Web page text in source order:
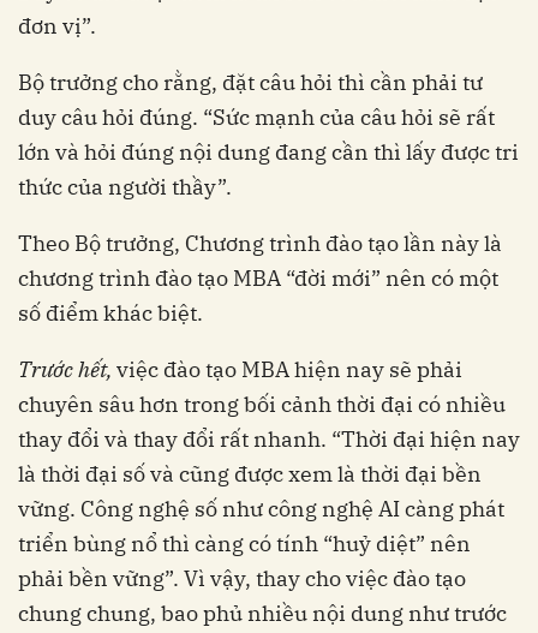
đơn vị”.
Bộ trưởng cho rằng, đặt câu hỏi thì cần phải tư
duy câu hỏi đúng. “Sức mạnh của câu hỏi sẽ rất
lớn và hỏi đúng nội dung đang cần thì lấy được tri
thức của người thầy”.
Theo Bộ trưởng, Chương trình đào tạo lần này là
chương trình đào tạo MBA “đời mới” nên có một
số điểm khác biệt.
Trước hết, việc đào tạo MBA hiện nay sẽ phải
chuyên sâu hơn trong bối cảnh thời đại có nhiều
thay đổi và thay đổi rất nhanh. “Thời đại hiện nay
là thời đại số và cũng được xem là thời đại bền
vững. Công nghệ số như công nghệ AI càng phát
triển bùng nổ thì càng có tính “huỷ diệt” nên
phải bền vững”. Vì vậy, thay cho việc đào tạo
chung chung, bao phủ nhiều nội dung như trước